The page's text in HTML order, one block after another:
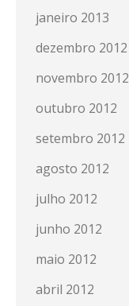
janeiro 2013
dezembro 2012
novembro 2012
outubro 2012
setembro 2012
agosto 2012
julho 2012
junho 2012
maio 2012
abril 2012